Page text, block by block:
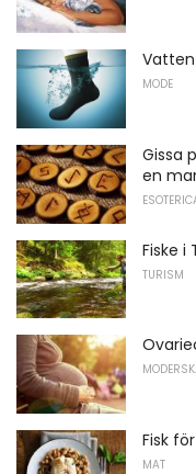
MODE
Gissa
en
Fiske i
TURISM
Fisk
MAT